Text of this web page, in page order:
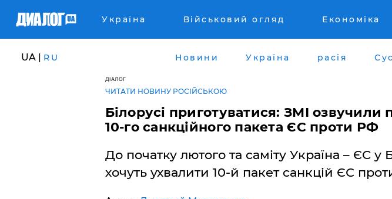
Україна Військовий огляд Економіка
UA | RU Новини Україна расія
ДІАЛОГ
ЧИТАТИ НОВИНУ РОСІЙСЬКОЮ
Білорусі приготуватися: ЗМІ озвучили
10-го санкційного пакета ЄС проти РФ
До початку лютого та саміту Україна – ЄС у
хочуть ухвалити 10-й пакет санкцій ЄС